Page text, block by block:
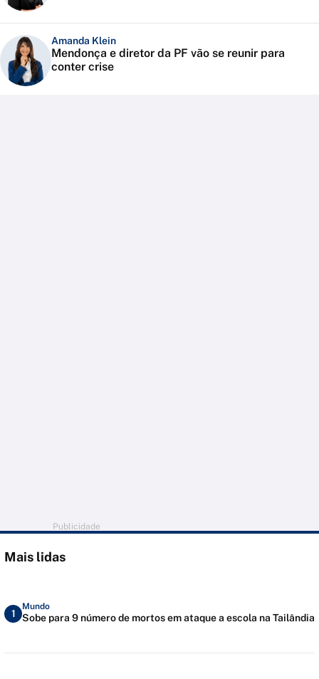
Amanda Klein
Mendonça e diretor da PF vão se reunir para
conter crise
Publicidade
Mais lidas
1
Mundo
Sobe para 9 número de mortos em ataque a escola na Tailândia